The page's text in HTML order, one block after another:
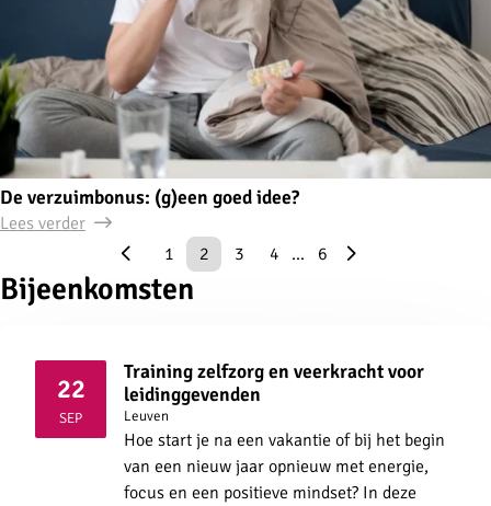
De verzuimbonus: (g)een goed idee?
Lees verder
1
2 3 4 ... 6
Bijeenkomsten
22
SEP2026
Training zelfzorg en veerkracht voor
leidinggevenden
Leuven
Hoe start je na een vakantie of bij het begin
van een nieuw jaar opnieuw met energie,
focus en een positieve mindset? In deze